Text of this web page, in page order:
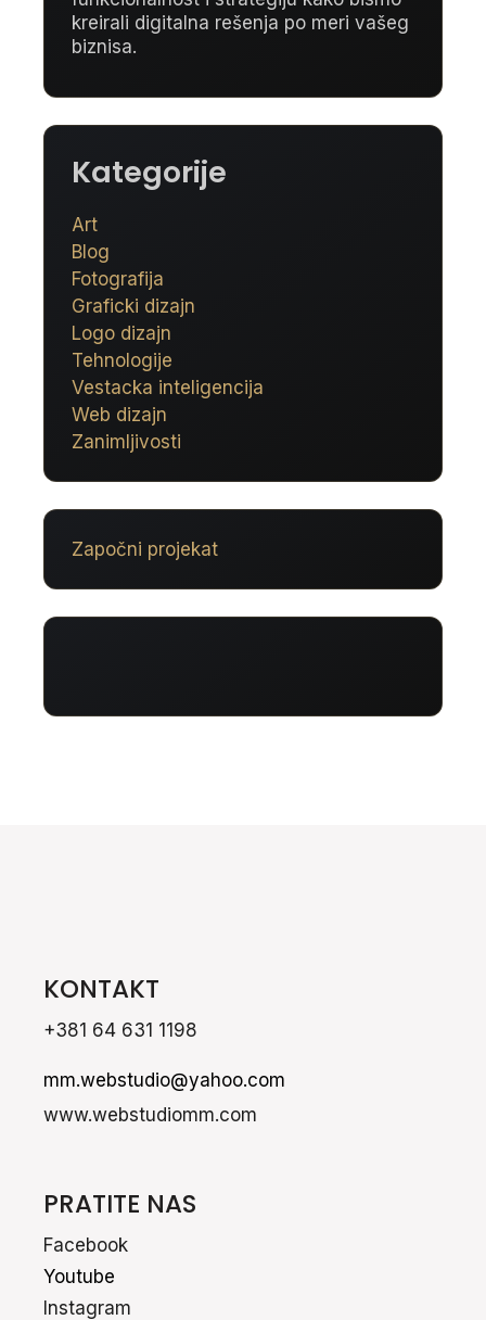
kreirali digitalna rešenja po meri vašeg
biznisa.
Kategorije
Art
Blog
Fotografija
Graficki dizajn
Logo dizajn
Tehnologije
Vestacka inteligencija
Web dizajn
Zanimljivosti
Započni projekat
KONTAKT
+381 64 631 1198
mm.webstudio@yahoo.com
www.webstudiomm.com
PRATITE NAS
Facebook
Youtube
Instagram